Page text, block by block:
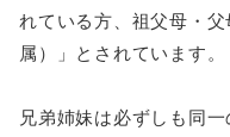
れている方、祖父母・
属）」とされています。
兄弟姉妹は必ずしも同